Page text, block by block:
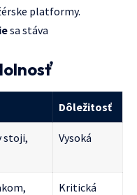
platformy.
sa stáva
Dôležitosť
stoji,
Vysoká
Kritická